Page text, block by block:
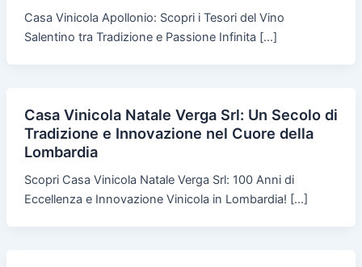
Casa Vinicola Apollonio: Scopri i Tesori del Vino
Salentino tra Tradizione e Passione Infinita […]
Casa Vinicola Natale Verga Srl: Un Secolo di
Tradizione e Innovazione nel Cuore della
Lombardia
Scopri Casa Vinicola Natale Verga Srl: 100 Anni di
Eccellenza e Innovazione Vinicola in Lombardia! […]